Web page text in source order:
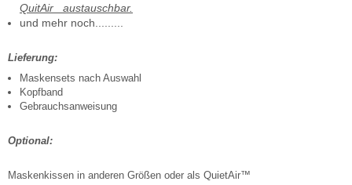
QuitAir austauschbar.
und mehr noch.........
Lieferung:
Maskensets nach Auswahl
Kopfband
Gebrauchsanweisung
Optional:
Maskenkissen in anderen Größen oder als QuietAir™